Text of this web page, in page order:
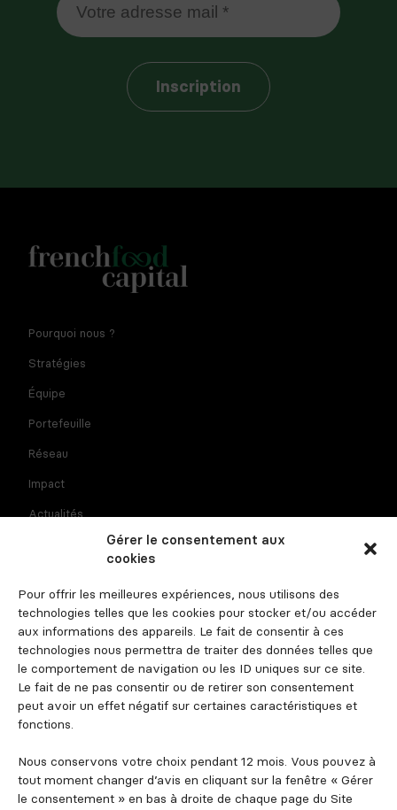
Gérer le consentement aux
cookies
Pour offrir les meilleures expériences, nous utilisons des
technologies telles que les cookies pour stocker et/ou accéder
aux informations des appareils. Le fait de consentir à ces
technologies nous permettra de traiter des données telles que
le comportement de navigation ou les ID uniques sur ce site.
Le fait de ne pas consentir ou de retirer son consentement
peut avoir un effet négatif sur certaines caractéristiques et
fonctions.
Nous conservons votre choix pendant 12 mois. Vous pouvez à
tout moment changer d’avis en cliquant sur la fenêtre « Gérer
le consentement » en bas à droite de chaque page du Site
Inscription
Notre newsletter est réservée aux dirigeants et
adresse e-mail vous consentez à recevoir la newsletter par
données à caractère personnel et sur vos droits, consultez
Pourquoi nous ?
Stratégies
Équipe
Portefeuille
Réseau
Impact
Actualités
Suivez-nous